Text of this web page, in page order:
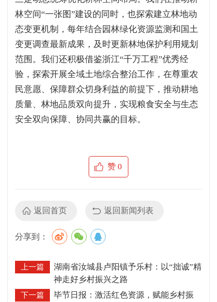
林空间“一张图”建设的同时，也探索建立林地动
态变更机制，每年结合园林绿化资源监测和国土
变更调查最新成果，及时更新林地保护利用规划
范围。我们还积极借鉴浙江“千万工程”优秀经
验，探索开展全域土地综合整治工作，在尊重农
民意愿、保障群众切身利益的前提下，推动耕地
质量、林地品质双向提升，实现粮食安全与生态
安全双向保障、协同共赢的目标。
赞0
返回首页 返回新闻列表
分享到：
上一篇
湖南省汝城县卢阳镇予乐村：以“拙诚”精
神走好乡村振兴之路
下一篇
毕节日报：激活红色资源，赋能乡村振